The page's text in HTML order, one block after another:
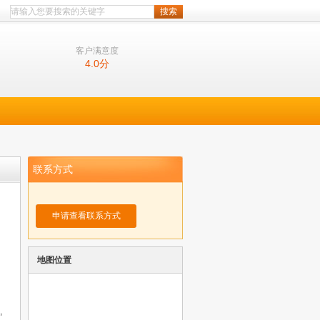
客户满意度
4.0分
联系方式
申请查看联系方式
地图位置